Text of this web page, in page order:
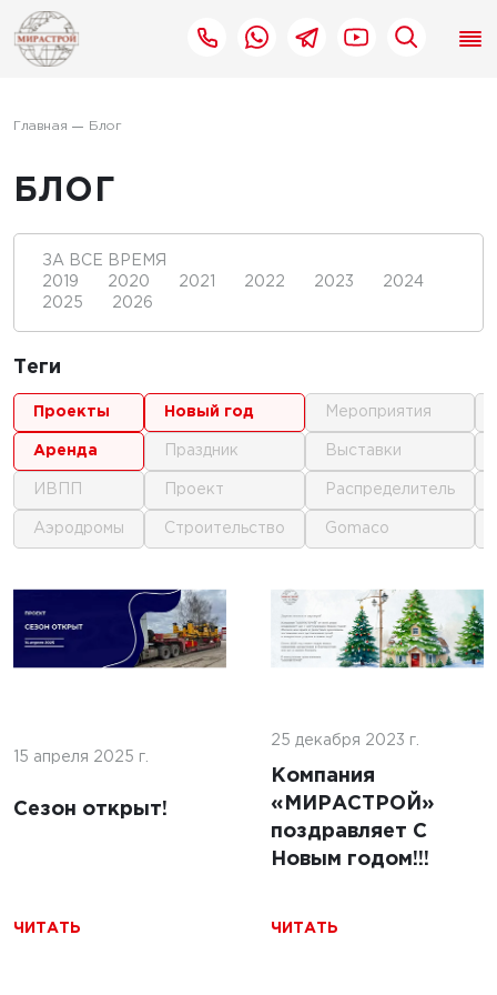
Главная Блог
БЛОГ
15 апреля 2025 г.
Сезон открыт!
ЧИТАТЬ
25 декабря 2023 г.
Компания
«МИРАСТРОЙ»
поздравляет С
Новым годом!!!
ЧИТАТЬ
16 июня 2025 г.
современные
подходы и
технологии
ЗА ВСЕ ВРЕМЯ
2019
2020 2021 2022 2023
2024
2025
2026
Теги
проекты
аренда
ИВПП
аэродромы
новый год
праздник
проект
строительство
мероприятия
выставки
распределитель
gomaco